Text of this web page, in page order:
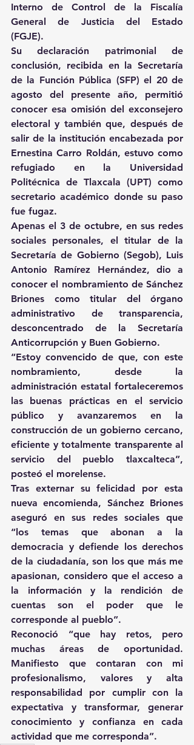
Interno de Control de la Fiscalía
General de Justicia del Estado
(FGJE).
Su declaración patrimonial de
conclusión, recibida en la Secretaría
de la Función Pública (SFP) el 20 de
agosto del presente año, permitió
conocer esa omisión del exconsejero
electoral y también que, después de
salir de la institución encabezada por
Ernestina Carro Roldán, estuvo como
refugiado en la Universidad
Politécnica de Tlaxcala (UPT) como
secretario académico donde su paso
fue fugaz.
Apenas el 3 de octubre, en sus redes
sociales personales, el titular de la
Secretaría de Gobierno (Segob), Luis
Antonio Ramírez Hernández, dio a
conocer el nombramiento de Sánchez
Briones como titular del órgano
administrativo de transparencia,
desconcentrado de la Secretaría
Anticorrupción y Buen Gobierno.
“Estoy convencido de que, con este
nombramiento, desde la
administración estatal fortaleceremos
las buenas prácticas en el servicio
público y avanzaremos en la
construcción de un gobierno cercano,
eficiente y totalmente transparente al
servicio del pueblo tlaxcalteca”,
posteó el morelense.
Tras externar su felicidad por esta
nueva encomienda, Sánchez Briones
aseguró en sus redes sociales que
“los temas que abonan a la
democracia y defiende los derechos
de la ciudadanía, son los que más me
apasionan, considero que el acceso a
la información y la rendición de
cuentas son el poder que le
corresponde al pueblo”.
Reconoció “que hay retos, pero
muchas áreas de oportunidad.
Manifiesto que contaran con mi
profesionalismo, valores y alta
responsabilidad por cumplir con la
expectativa y transformar, generar
conocimiento y confianza en cada
actividad que me corresponda”.